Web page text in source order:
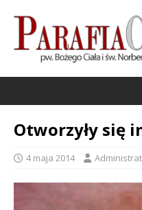
Otworzyły się
4 maja 2014